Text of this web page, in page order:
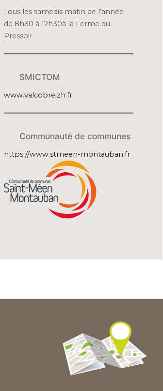
Tous les samedis matin de l’année
de 8h30 à 12h30à la Ferme du
Pressoir
SMICTOM
www.valcobreizh.fr
Communauté de communes
https://www.stmeen-montauban.fr